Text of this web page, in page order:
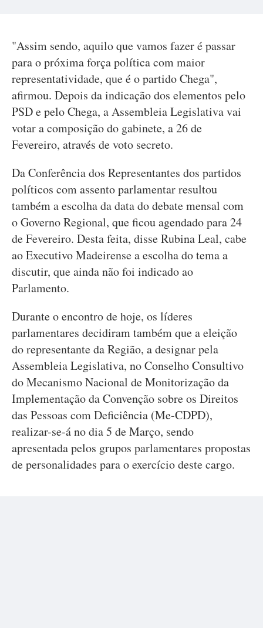
"Assim sendo, aquilo que vamos fazer é passar
para o próxima força política com maior
representatividade, que é o partido Chega",
afirmou. Depois da indicação dos elementos pelo
PSD e pelo Chega, a Assembleia Legislativa vai
votar a composição do gabinete, a 26 de
Fevereiro, através de voto secreto.
Da Conferência dos Representantes dos partidos
políticos com assento parlamentar resultou
também a escolha da data do debate mensal com
o Governo Regional, que ficou agendado para 24
de Fevereiro. Desta feita, disse Rubina Leal, cabe
ao Executivo Madeirense a escolha do tema a
discutir, que ainda não foi indicado ao
Parlamento.
Durante o encontro de hoje, os líderes
parlamentares decidiram também que a eleição
do representante da Região, a designar pela
Assembleia Legislativa, no Conselho Consultivo
do Mecanismo Nacional de Monitorização da
Implementação da Convenção sobre os Direitos
das Pessoas com Deficiência (Me-CDPD),
realizar-se-á no dia 5 de Março, sendo
apresentada pelos grupos parlamentares propostas
de personalidades para o exercício deste cargo.